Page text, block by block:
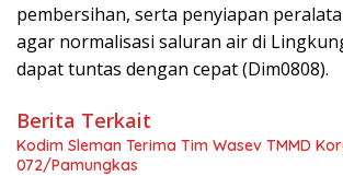
pembersihan, serta penyiapan
agar normalisasi saluran air di
dapat tuntas dengan cepat (Dim0808).
Berita Terkait
Kodim Sleman Terima Tim Wasev TMMD
072/Pamungkas